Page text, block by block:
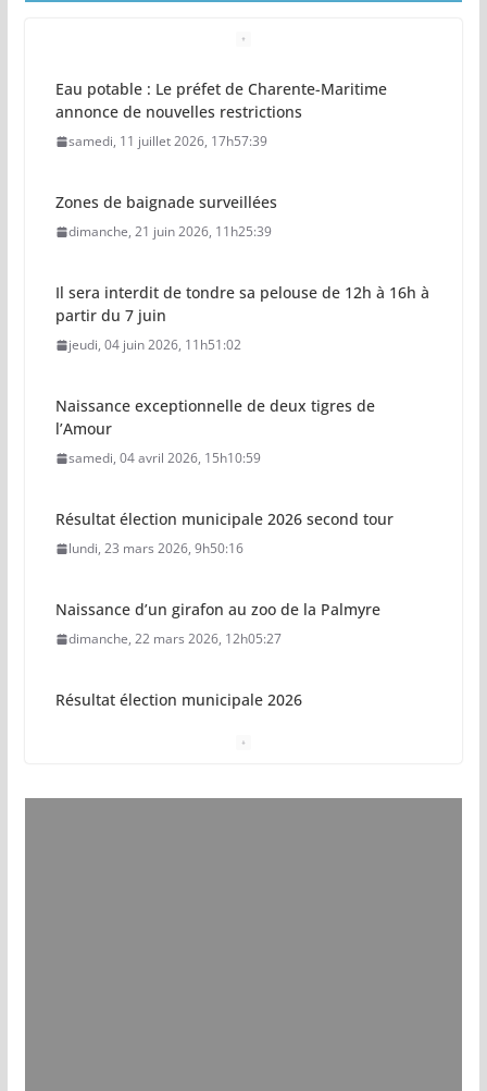
Eau potable : Le préfet de Charente-Maritime
annonce de nouvelles restrictions
samedi, 11 juillet 2026, 17h57:39
Zones de baignade surveillées
dimanche, 21 juin 2026, 11h25:39
Il sera interdit de tondre sa pelouse de 12h à 16h à
partir du 7 juin
jeudi, 04 juin 2026, 11h51:02
Naissance exceptionnelle de deux tigres de
l’Amour
samedi, 04 avril 2026, 15h10:59
Résultat élection municipale 2026 second tour
lundi, 23 mars 2026, 9h50:16
Naissance d’un girafon au zoo de la Palmyre
dimanche, 22 mars 2026, 12h05:27
Résultat élection municipale 2026